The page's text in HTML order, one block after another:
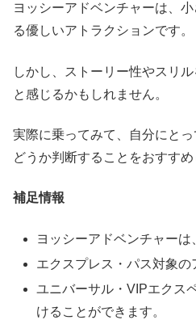
ヨッシーアドベンチャーは、
る優しいアトラクションです。
しかし、ストーリー性やスリ
と感じるかもしれません。
実際に乗ってみて、自分にと
どうか判断することをおすすめ
補足情報
ヨッシーアドベンチャーは
エクスプレス・パス対象の
ユニバーサル・VIPエクス
けることができます。